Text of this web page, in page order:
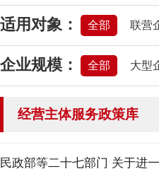
国家能源局
国家邮政局
信息传输、软件和信息技术服务业
卫生和社会工作
适用对象： 全部 联营
企业规模： 全部 大型
经营主体服务政策库
民政部等二十七部门 关于进